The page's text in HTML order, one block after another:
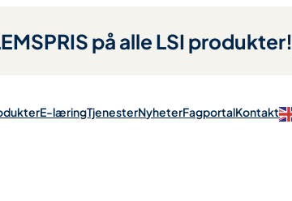
på alle LSI produkter!
E-læringTjenesterNyheterFagportalKontakt